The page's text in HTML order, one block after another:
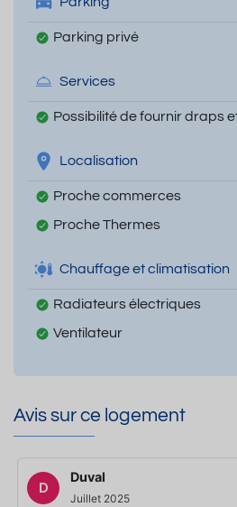
Parking privé
Services
Possibilité de fournir draps
Localisation
Proche commerces
Proche Thermes
Chauffage et climatisation
Radiateurs électriques
Ventilateur
Avis sur ce logement
D
Duval
Juillet 2025